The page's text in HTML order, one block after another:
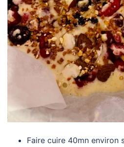
Faire cuire 40mn environ